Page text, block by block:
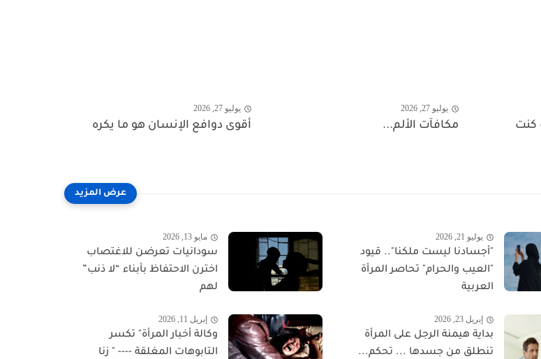
كنت
يوليو 27, 2026
مكافآت الألم...
يوليو 27, 2026
أقوى دوافع الإنسان هو ما يكره
يوليو 21, 2026
"أجسادنا ليست ملكنا".. قيود
"العيب والحرام" تحاصر المرأة
العربية
مايو 13, 2026
سودانيات تعرضن للاغتصاب
اخترن الاحتفاظ بأبناء “لا ذنب”
لهم
إبريل 23, 2026
بداية هيمنة الرجل على المرأة
تنطلق من جسدها ... تحكم...
إبريل 11, 2026
وكالة أخبار المرأة" تكسر
التابوهات المغلقة ---- " زنا